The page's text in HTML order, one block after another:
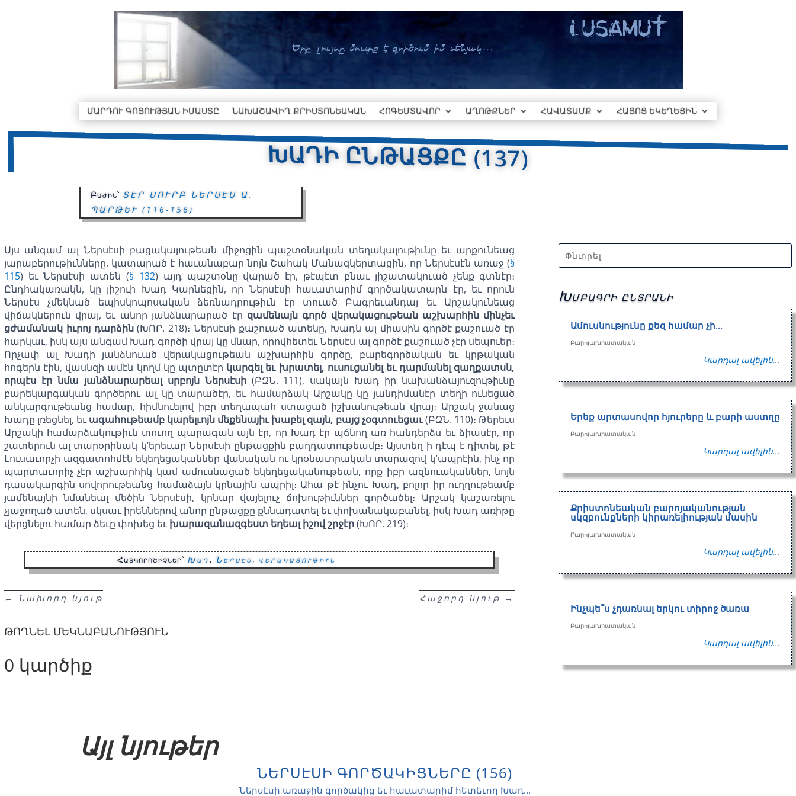
ՄԱՐԴՈՒ ԳՈՅՈՒԹՅԱՆ ԻՄԱՍՏԸ ՆԱԽԱՇԱՎԻՂ ՔՐԻՍՏՈՆԵԱԿԱՆ ՀՈԳԵՄՏԱՎՈՐ ԱՂՈԹՔՆԵՐ ՀԱՎԱՏԱՄՔ ՀԱՅՈՑ ԵԿԵՂԵՑԻՆ
ԽԱԴԻ ԸՆԹԱՑՔԸ (137)
Բաժին՝ ՏԷՐ ՍՈՒՐԲ ՆԵՐՍԷՍ Ա.
ՊԱՐԹԵՒ (116-156)
Այս անգամ ալ Ներսէսի բացակայութեան միջոցին պաշտօնական տեղակալութիւնը եւ արքունեաց
յարաբերութիւնները, կատարած է հաւանաբար նոյն Շահակ Մանազկերտացին, որ Ներսէսէն առաջ (§
115) եւ Ներսէսի ատեն (§ 132) այդ պաշտօնը վարած էր, թէպէտ բնաւ յիշատակուած չենք գտնէր։
Ընդհակառակն, կը յիշուի Խադ Կարնեցին, որ Ներսէսի հաւատարիմ գործակատարն էր, եւ որուն
Ներսէս չմեկնած եպիսկոպոսական ձեռնադրութիւն էր տուած Բագրեւանդայ եւ Արշակունեաց
վիճակներուն վրայ, եւ անոր յանձնարարած էր զամենայն գործ վերակացութեան աշխարհին մինչեւ
ցժամանակ իւրոյ դարձին(ԽՈՐ. 218)։ Ներսէսի քաշուած ատենը, Խադն ալ միասին գործէ քաշուած էր
հարկաւ, իսկ այս անգամ Խադ գործի վրայ կը մնար, որովհետեւ Ներսէս ալ գործէ քաշուած չէր սեպուեր։
Որչափ ալ Խադի յանձնուած վերակացութեան աշխարհին գործը, բարեգործական եւ կրթական
հոգերն էին, վասնզի ամէն կողմ կը պտըտէր կարգել եւ խրատել, ուսուցանել եւ դարմանել զաղքատսն,
որպէս էր նմա յանձնարարեալ սրբոյն Ներսէսի(ԲԶՆ. 111), սակայն Խադ իր նախանձայուզութիւնը
բարեկարգական գործերու ալ կը տարածէր, եւ համարձակ Արշակը կը յանդիմանէր տեղի ունեցած
անկարգութեանց համար, հիմնուելով իբր տեղապահ ստացած իշխանութեան վրայ։ Արշակ ջանաց
Խադը լռեցնել, եւագահութեամբ կարելւոյն մեքենայիւ խաբել զայն, բայց չօգտուեցաւ(ԲԶՆ. 110)։ Թերեւս
Արշակի համարձակութիւն տուող պարագան այն էր, որ Խադ էր պճնող առ հանդերձս եւ ձիասէր, որ
շատերուն ալ տարօրինակ կ’երեւար Ներսէսի ընթացքին բաղդատութեամբ։ Այստեղ ի դէպ է դիտել, թէ
Լուսաւորչի ազգատոհմէն եկեղեցականներ վանական ու կրօնաւորական տարազով կ’ապրէին, ինչ որ
պարտաւորիչ չէր աշխարհիկ կամ ամուսնացած եկեղեցականութեան, որք իբր ազնուականներ, նոյն
դասակարգին սովորութեանց համաձայն կրնային ապրիլ։ Ահա թէ ինչու Խադ, բոլոր իր ուղղութեամբ
յամենայնի նմանեալ մեծին Ներսէսի, կրնար վայելուչ ճոխութիւններ գործածել։ Արշակ կաշառելու
չյաջողած ատեն, սկսաւ իրեններով անոր ընթացքը քննադատել եւ փոխանակաբանել, իսկ Խադ առիթը
վերցնելու համար ձեւը փոխեց եւխարազանազգեստ եղեալ իշով շրջէր(ԽՈՐ. 219)։
Հատկորոշիչներ՝ Խադ , Ներսէս, վերակացութիւն
← Նախորդ նյութ Հաջորդ նյութ →
ԹՈՂՆԵԼ ՄԵԿՆԱԲԱՆՈՒԹՅՈՒՆ
0 կարծիք
Խմբագրի ընտրանի
Ամուսնությունը քեզ համար չի…
Բարոյախրատական
Կարդալ ավելին...
Երեք արտասովոր հյուրերը և բարի աստղը
Բարոյախրատական
Կարդալ ավելին...
Քրիստոնեական բարոյականության
սկզբունքների կիրառելիության մասին
Բարոյախրատական
Կարդալ ավելին...
Ինչպե՞ս չդառնալ երկու տիրոջ ծառա
Բարոյախրատական
Կարդալ ավելին...
Այլ նյութեր
ՆԵՐՍԷՍԻ ԳՈՐԾԱԿԻՑՆԵՐԸ (156)
Ներսէսի առաջին գործակից եւ հաւատարիմ հետեւող Խադ...